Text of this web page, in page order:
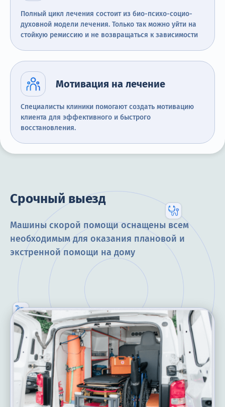
Полный цикл лечения состоит из био-психо-социо-
духовной модели лечения. Только так можно уйти на
стойкую ремиссию и не возвращаться к зависимости
Мотивация на лечение
Специалисты клиники помогают создать мотивацию
клиента для эффективного и быстрого
восстановления.
Срочный выезд
Машины скорой помощи оснащены всем
необходимым для оказания плановой и
экстренной помощи на дому